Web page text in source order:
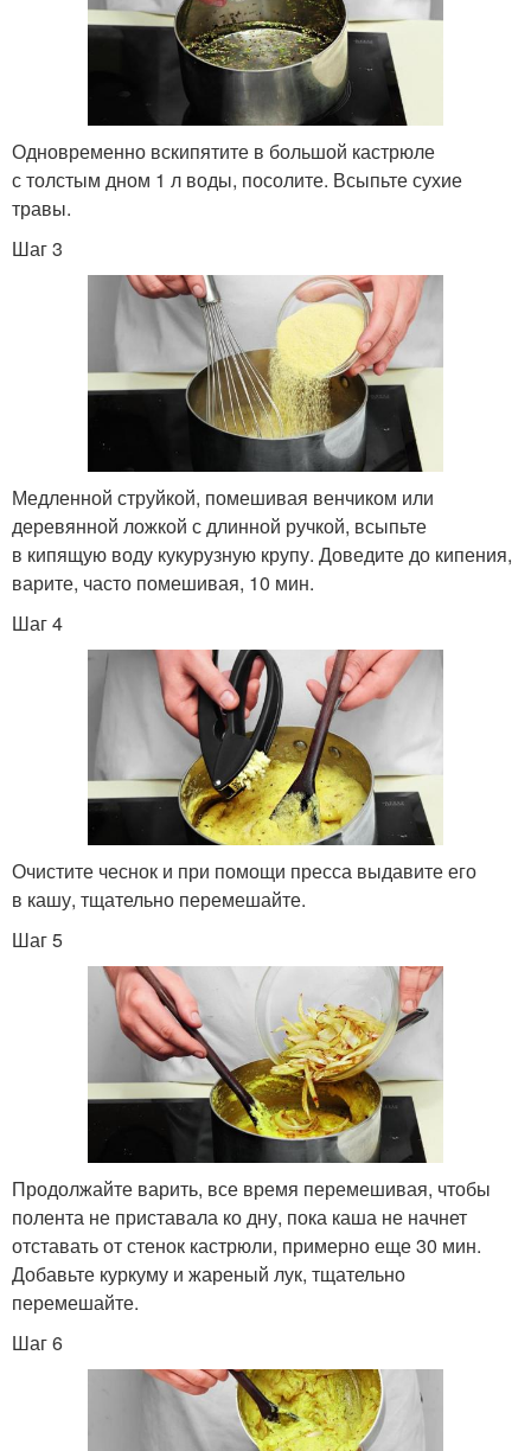
Одновременно вскипятите в большой кастрюле
с толстым дном 1 л воды, посолите. Всыпьте сухие
травы.
Шаг 3
Медленной струйкой, помешивая венчиком или
деревянной ложкой с длинной ручкой, всыпьте
в кипящую воду кукурузную крупу. Доведите до кипения,
варите, часто помешивая, 10 мин.
Шаг 4
Очистите чеснок и при помощи пресса выдавите его
в кашу, тщательно перемешайте.
Шаг 5
Продолжайте варить, все время перемешивая, чтобы
полента не приставала ко дну, пока каша не начнет
отставать от стенок кастрюли, примерно еще 30 мин.
Добавьте куркуму и жареный лук, тщательно
перемешайте.
Шаг 6